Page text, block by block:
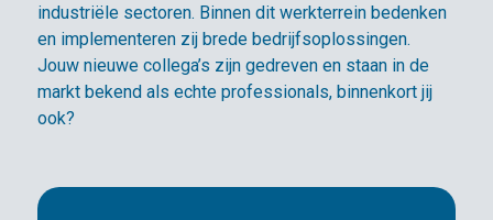
industriële sectoren. Binnen dit werkterrein bedenken
en implementeren zij brede bedrijfsoplossingen.
Jouw nieuwe collega’s zijn gedreven en staan in de
markt bekend als echte professionals, binnenkort jij
ook?